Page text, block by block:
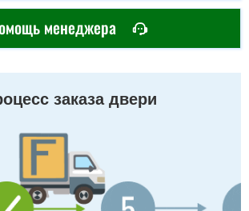
менеджера
заказа двери